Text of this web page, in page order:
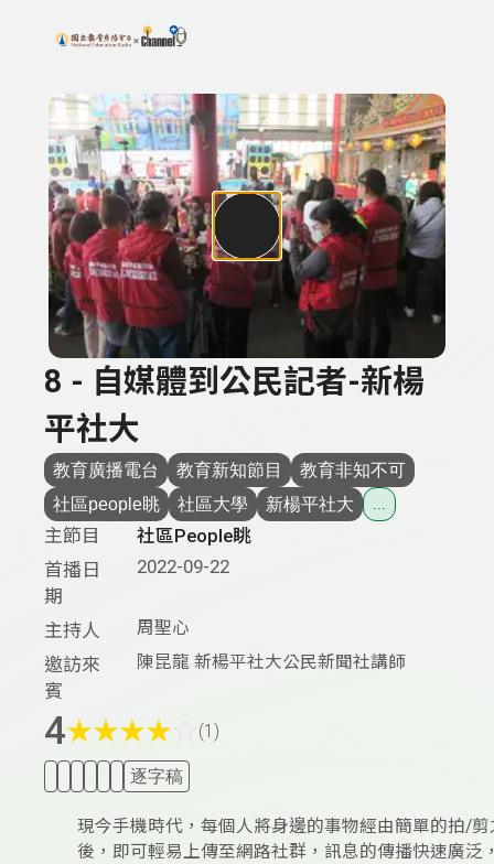
上方功能區塊
搜尋關鍵字：可輸入節目名稱、主持人或關鍵字
8 - 自媒體到公民記者-新楊
平社大
教育廣播電台 教育新知節目
教育非知不可
社區people眺
社區大學 新楊平社大 ...
主節目
社區People眺
首播日
期
2022-09-22
主持人 周聖心
邀訪來
賓
陳昆龍 新楊平社大公民新聞社講師
4★★★★ (1)
逐字稿
現今手機時代，每個人將身邊的事物經由簡單的拍/剪
後，即可輕易上傳至網路社群，訊息的傳播快速廣泛